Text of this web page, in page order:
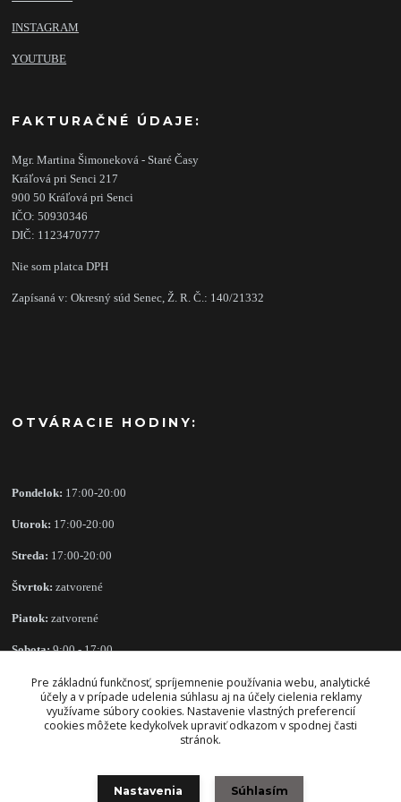
INSTAGRAM
YOUTUBE
FAKTURAČNÉ ÚDAJE:
Mgr. Martina Šimoneková - Staré Časy
Kráľová pri Senci 217
900 50 Kráľová pri Senci
IČO: 50930346
DIČ: 1123470777
Nie som platca DPH
Zapísaná v: Okresný súd Senec, Ž. R. Č.: 140/21332
OTVÁRACIE HODINY:
Pondelok: 17:00-20:00
Utorok: 17:00-20:00
Streda: 17:00-20:00
Štvrtok: zatvorené
Piatok: zatvorené
Sobota:9:00 - 17:00
Nedeľa: zatvorené
Pre základnú funkčnosť, spríjemnenie používania webu, analytické
účely a v prípade udelenia súhlasu aj na účely cielenia reklamy
využívame súbory cookies. Nastavenie vlastných preferencií
cookies môžete kedykoľvek upraviť odkazom v spodnej časti
stránok.
Nastavenia Súhlasím